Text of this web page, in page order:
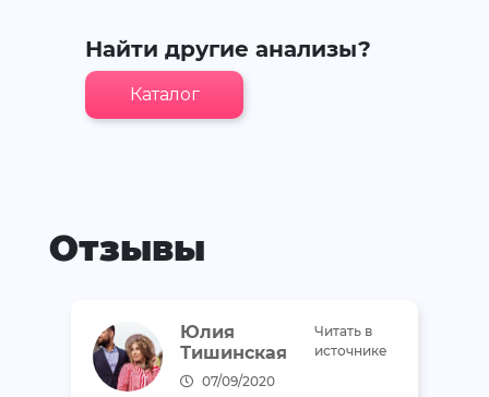
Найти другие анализы?
Каталог
Отзывы
Юлия
Тишинская
07/09/2020
Читать в
источнике